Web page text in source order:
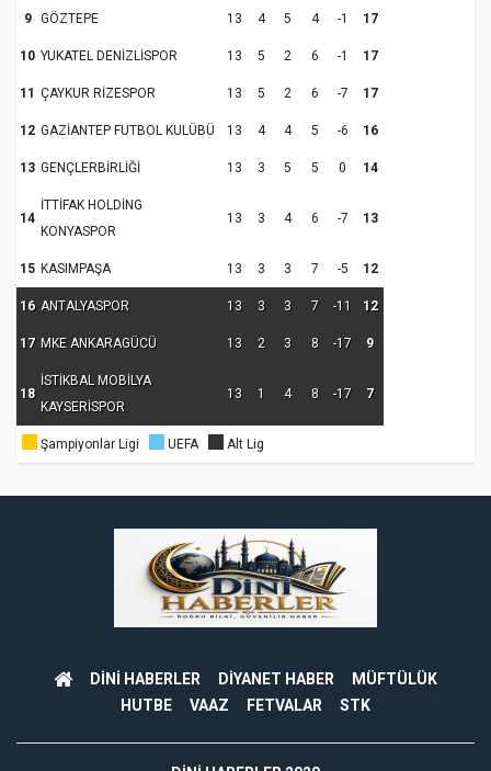
9 GÖZTEPE 13 4 5 4 -1 17
10 YUKATEL DENİZLİSPOR 13 5 2 6 -1 17
11 ÇAYKUR RİZESPOR 13 5 2 6 -7 17
12 GAZİANTEP FUTBOL KULÜBÜ 13 4 4 5 -6 16
13 GENÇLERBİRLİĞİ 13 3 5 5 0 14
14
İTTİFAK HOLDİNG
KONYASPOR
13 3 4 6 -7 13
15 KASIMPAŞA 13 3 3 7 -5 12
16 ANTALYASPOR 13 3 3 7 -11 12
17 MKE ANKARAGÜCÜ 13 2 3 8 -17 9
18
İSTİKBAL MOBİLYA
KAYSERİSPOR
13 1 4 8 -17 7
Şampiyonlar Ligi UEFA Alt Lig
DİNİ HABERLER DİYANET HABER
MÜFTÜLÜK
HUTBE
VAAZ FETVALAR STK